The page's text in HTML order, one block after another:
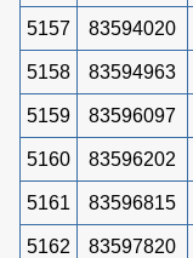
5157 83594020
5158 83594963
5159 83596097
5160 83596202
5161 83596815
5162 83597820